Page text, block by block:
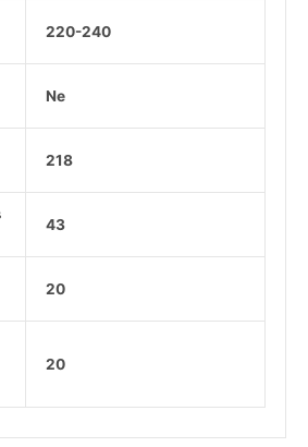
220-240
Ne
218
43
20
20